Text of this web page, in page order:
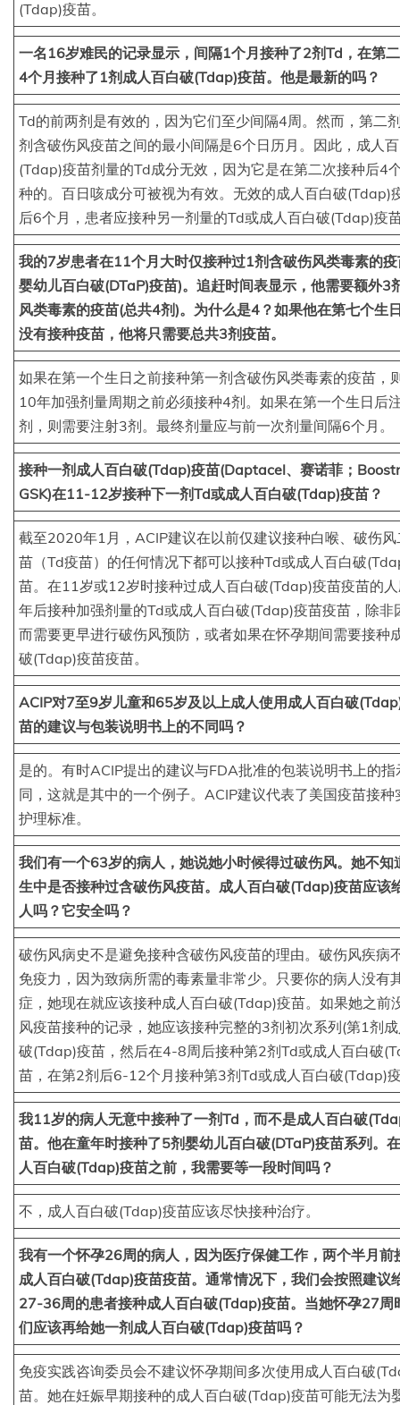
(Tdap)疫苗。
一名16岁难民的记录显示，间隔1个月接种了2剂Td，在第
4个月接种了1剂成人百白破(Tdap)疫苗。他是最新的吗？
Td的前两剂是有效的，因为它们至少间隔4周。然而，第二
剂含破伤风疫苗之间的最小间隔是6个日历月。因此，成人
(Tdap)疫苗剂量的Td成分无效，因为它是在第二次接种后4
种的。百日咳成分可被视为有效。无效的成人百白破(Tdap)
后6个月，患者应接种另一剂量的Td或成人百白破(Tdap)疫
我的7岁患者在11个月大时仅接种过1剂含破伤风类毒素的
婴幼儿百白破(DTaP)疫苗)。追赶时间表显示，他需要额外3
风类毒素的疫苗(总共4剂)。为什么是4？如果他在第七个生
没有接种疫苗，他将只需要总共3剂疫苗。
如果在第一个生日之前接种第一剂含破伤风类毒素的疫苗，
10年加强剂量周期之前必须接种4剂。如果在第一个生日后
剂，则需要注射3剂。最终剂量应与前一次剂量间隔6个月。
接种一剂成人百白破(Tdap)疫苗(Daptacel、赛诺菲；
GSK)在11-12岁接种下一剂Td或成人百白破(Tdap)疫苗？
截至2020年1月，ACIP建议在以前仅建议接种白喉、破伤风
苗（Td疫苗）的任何情况下都可以接种Td或成人百白破
苗。在11岁或12岁时接种过成人百白破(Tdap)疫苗疫苗的
年后接种加强剂量的Td或成人百白破(Tdap)疫苗疫苗，除非
而需要更早进行破伤风预防，或者如果在怀孕期间需要接种
破(Tdap)疫苗疫苗。
ACIP对7至9岁儿童和65岁及以上成人使用成人百白破
苗的建议与包装说明书上的不同吗？
是的。有时ACIP提出的建议与FDA批准的包装说明书上的指
同，这就是其中的一个例子。ACIP建议代表了美国疫苗接种
护理标准。
我们有一个63岁的病人，她说她小时候得过破伤风。她不知
生中是否接种过含破伤风疫苗。成人百白破(Tdap)疫苗应该
人吗？它安全吗？
破伤风病史不是避免接种含破伤风疫苗的理由。破伤风疾病
免疫力，因为致病所需的毒素量非常少。只要你的病人没有
症，她现在就应该接种成人百白破(Tdap)疫苗。如果她之前
风疫苗接种的记录，她应该接种完整的3剂初次系列(第1剂
破(Tdap)疫苗，然后在4-8周后接种第2剂Td或成人百白破
苗，在第2剂后6-12个月接种第3剂Td或成人百白破(Tdap)
我11岁的病人无意中接种了一剂Td，而不是成人百白破
苗。他在童年时接种了5剂婴幼儿百白破(DTaP)疫苗系列。
人百白破(Tdap)疫苗之前，我需要等一段时间吗？
不，成人百白破(Tdap)疫苗应该尽快接种治疗。
我有一个怀孕26周的病人，因为医疗保健工作，两个半月前
成人百白破(Tdap)疫苗疫苗。通常情况下，我们会按照建议
27-36周的患者接种成人百白破(Tdap)疫苗。当她怀孕27周
们应该再给她一剂成人百白破(Tdap)疫苗吗？
免疫实践咨询委员会不建议怀孕期间多次使用成人百白破
苗。她在妊娠早期接种的成人百白破(Tdap)疫苗可能无法为